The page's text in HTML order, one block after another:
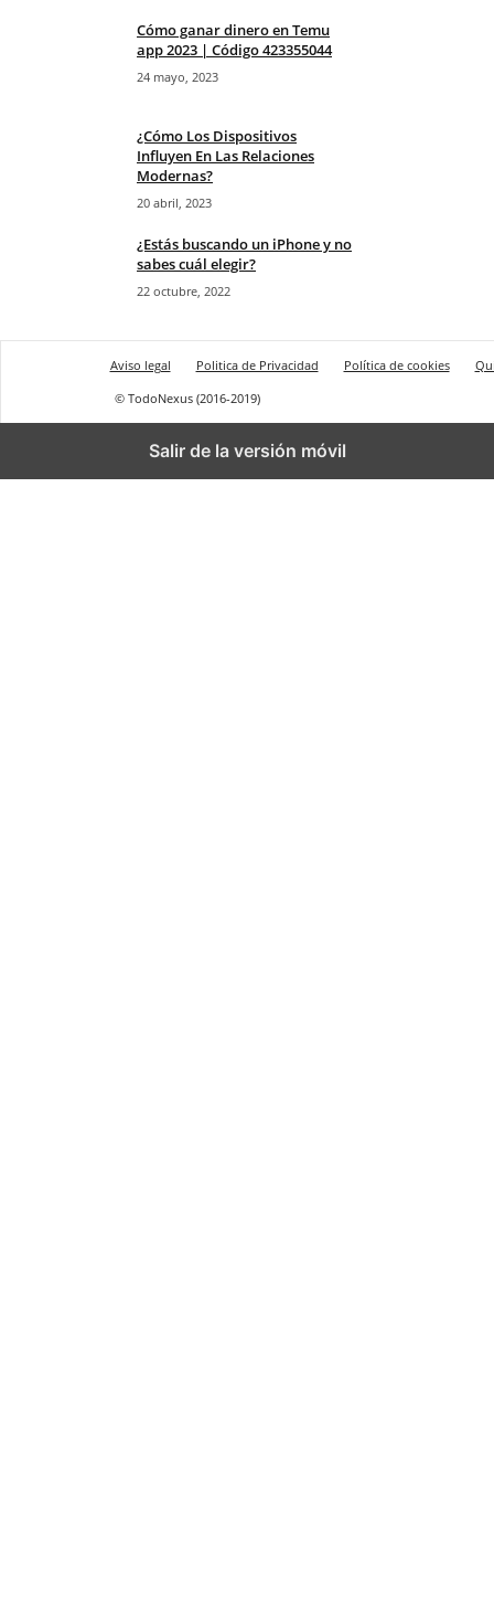
Cómo ganar dinero en Temu
app 2023 | Código 423355044
24 mayo, 2023
¿Cómo Los Dispositivos
Influyen En Las Relaciones
Modernas?
20 abril, 2023
¿Estás buscando un iPhone y no
sabes cuál elegir?
22 octubre, 2022
Aviso legal Politica de Privacidad Política de cookies
© TodoNexus (2016-2019)
Salir de la versión móvil